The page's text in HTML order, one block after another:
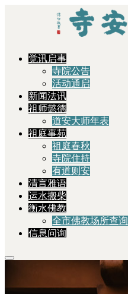
觉讯启事
寺院公告
活动通启
新闻法讯
祖师懿德
道安大师年表
祖庭事苑
祖庭春秋
寺院住持
有道则安
清言雅语
运水搬柴
衡水佛教
全市佛教场所查询
信息问询